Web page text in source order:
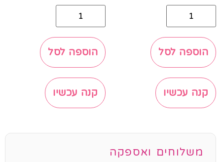
הוספה לסל
קנה עכשיו
הוספה לסל
קנה עכשיו
משלוחים ואספקה